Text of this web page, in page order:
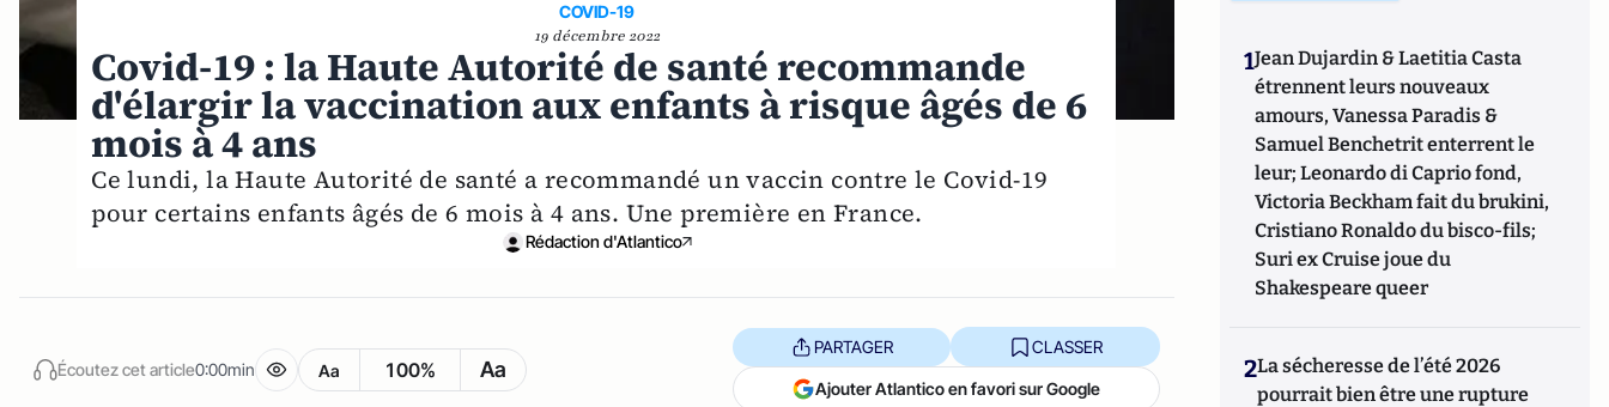
COVID-19
19 décembre 2022
Covid-19 : la Haute Autorité de santé recommande
d'élargir la vaccination aux enfants à risque âgés de 6
mois à 4 ans
Ce lundi, la Haute Autorité de santé a recommandé un vaccin contre le Covid-19
pour certains enfants âgés de 6 mois à 4 ans. Une première en France.
Rédaction d'Atlantico
Écoutez cet article0:00min Aa 100% Aa
PARTAGER CLASSER
Ajouter Atlantico en favori sur Google
1Jean Dujardin & Laetitia Casta
étrennent leurs nouveaux
amours, Vanessa Paradis &
Samuel Benchetrit enterrent le
leur; Leonardo di Caprio fond,
Victoria Beckham fait du brukini,
Cristiano Ronaldo du bisco-fils;
Suri ex Cruise joue du
Shakespeare queer
2La sécheresse de l’été 2026
pourrait bien être une rupture